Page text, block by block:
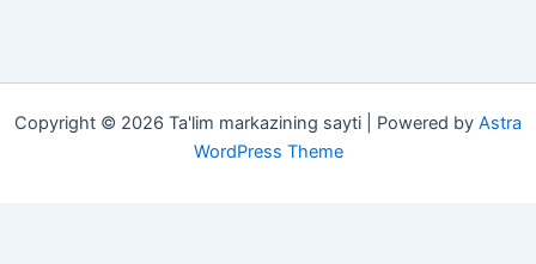
Copyright © 2026 Ta'lim markazining sayti | Powered by Astra
WordPress Theme